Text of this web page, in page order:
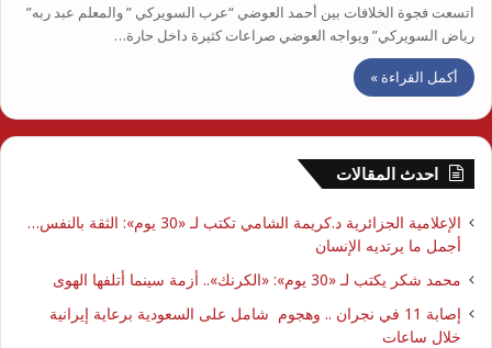
اتسعت فجوة الخلافات بين أحمد العوضي “عرب السويركي ” والمعلم عبد ربه”
رياض السويركي” ويواجه العوضي صراعات كثيرة داخل حارة…
أكمل القراءة »
احدث المقالات
الإعلامية الجزائرية د.كريمة الشامي تكتب لـ «30 يوم»: الثقة بالنفس…
أجمل ما يرتديه الإنسان
محمد شكر يكتب لـ «30 يوم»: «الكرنك».. أزمة سينما أتلفها الهوى
إصابة 11 في نجران .. وهجوم شامل على السعودية برعاية إيرانية
خلال ساعات